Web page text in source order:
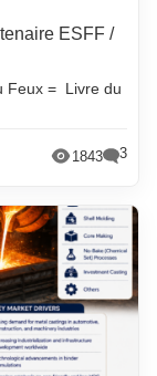
ESFF /
Feux = Livre du
1843 3